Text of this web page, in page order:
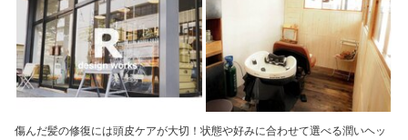
傷んだ髪の修復には頭皮ケアが大切！状態や好みに合わせて選べる潤いヘッ